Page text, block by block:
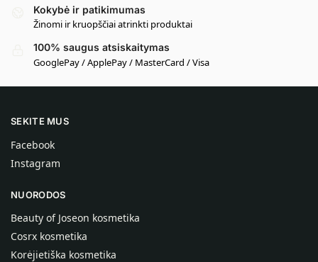
Kokybė ir patikimumas
Žinomi ir kruopščiai atrinkti produktai
100% saugus atsiskaitymas
GooglePay / ApplePay / MasterCard / Visa
SEKITE MUS
Facebook
Instagram
NUORODOS
Beauty of Joseon kosmetika
Cosrx kosmetika
Korėjietiška kosmetika